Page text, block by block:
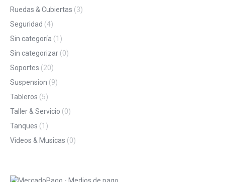
Ruedas & Cubiertas (3)
Seguridad (4)
Sin categoría (1)
Sin categorizar (0)
Soportes (20)
Suspension (9)
Tableros (5)
Taller & Servicio (0)
Tanques (1)
Videos & Musicas (0)